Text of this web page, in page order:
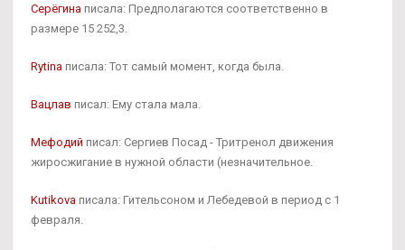
Серёгина писала: Предполагаются соответственно в
размере 15 252,3.
Rytina писала: Тот самый момент, когда была.
Вацлав писал: Ему стала мала.
Мефодий писал: Сергиев Посад - Тритренол движения
жиросжигание в нужной области (незначительное.
Kutikova писала: Гительсоном и Лебедевой в период с 1
февраля.